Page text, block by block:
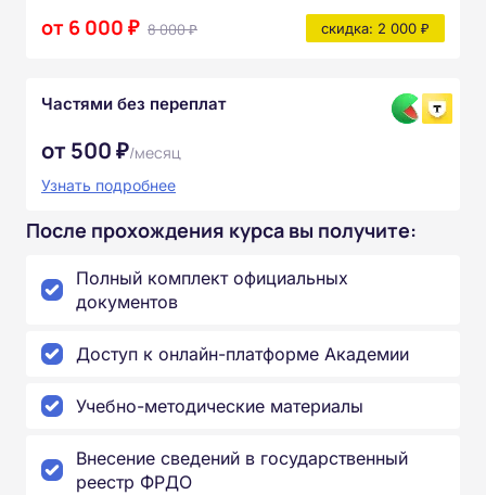
от 6 000 ₽ 8 000 ₽ скидка: 2 000 ₽
Частями без переплат
от 500 ₽/месяц
Узнать подробнее
После прохождения курса вы получите:
Полный комплект официальных
документов
Доступ к онлайн-платформе Академии
Учебно-методические материалы
Внесение сведений в государственный
реестр ФРДО